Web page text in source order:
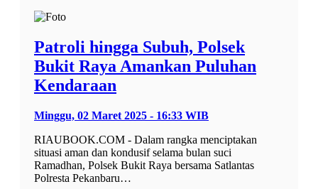
Patroli hingga Subuh, Polsek
Bukit Raya Amankan Puluhan
Kendaraan
Minggu, 02 Maret 2025 - 16:33 WIB
RIAUBOOK.COM - Dalam rangka menciptakan
situasi aman dan kondusif selama bulan suci
Ramadhan, Polsek Bukit Raya bersama Satlantas
Polresta Pekanbaru…